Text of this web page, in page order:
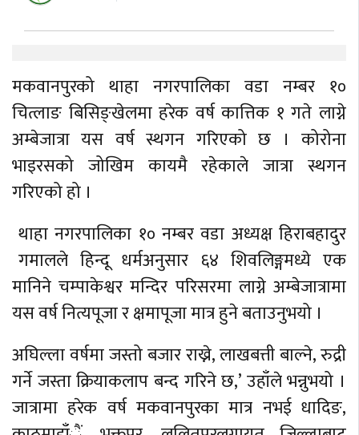
मकवानपुरको थाहा नगरपालिका वडा नम्बर १०
चित्लाङ बिसिङ्खेलमा हरेक वर्ष कात्तिक १ गते लाग्ने
अम्बेजात्रा यस वर्ष स्थगन गरिएको छ । कोरोना
भाइरसको जोखिम कायमै रहेकाले जात्रा स्थगन
गरिएको हो ।
थाहा नगरपालिका १० नम्बर वडा अध्यक्ष हिराबहादुर
गमालले हिन्दू धर्मअनुसार ६४ शिवलिङ्गमध्ये एक
मानिने चम्पाकेश्वर मन्दिर परिसरमा लाग्ने अम्बेजात्रामा
यस वर्ष नित्यपूजा र क्षमापूजा मात्र हुने बताउनुभयो ।
अघिल्ला वर्षमा जस्तो बजार राख्ने, लाखबत्ती बाल्ने, रुद्री
गर्ने जस्ता क्रियाकलाप बन्द गरिने छ,’ उहाँले भन्नुभयो ।
जात्रामा हरेक वर्ष मकवानपुरका मात्र नभई धादिङ,